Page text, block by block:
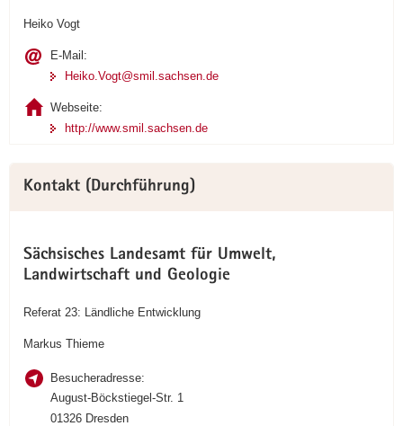
Heiko Vogt
E-Mail:
Heiko.Vogt@smil.sachsen.de
Webseite:
http://www.smil.sachsen.de
Kontakt (Durchführung)
Sächsisches Landesamt für Umwelt,
Landwirtschaft und Geologie
Referat 23: Ländliche Entwicklung
Markus Thieme
Besucheradresse:
August-Böckstiegel-Str. 1
01326 Dresden